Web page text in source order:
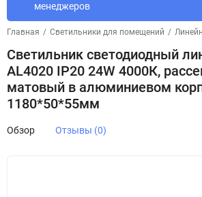
менеджеров
Главная / Светильники для помещений /
Светильник светодиодный
AL4020 IP20 24W 4000К,
матовый в алюминиевом
1180*50*55мм
Обзор Отзывы (0)